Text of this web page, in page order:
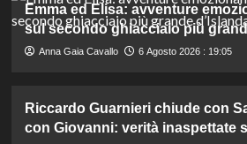
Emma ed Elisa: avventure
sul secondo ghiacciaio più
Anna Gaia Cavallo 6 Agosto 2026 : 19:05
Riccardo Guarnieri chiude con
con Giovanni: verità inaspettate